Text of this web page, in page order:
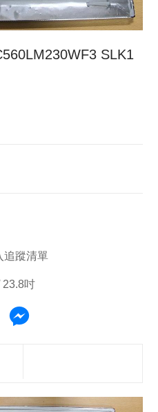
SLK1
追蹤清單
23.8吋